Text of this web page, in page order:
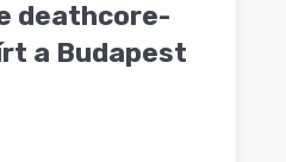
deathcore-
a Budapest